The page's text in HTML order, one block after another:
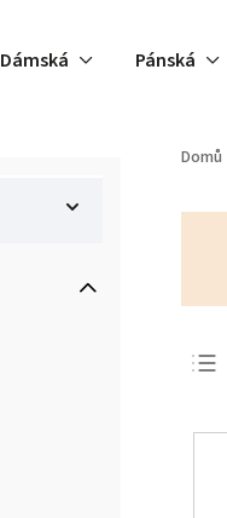
Dámská Pánská
Domů